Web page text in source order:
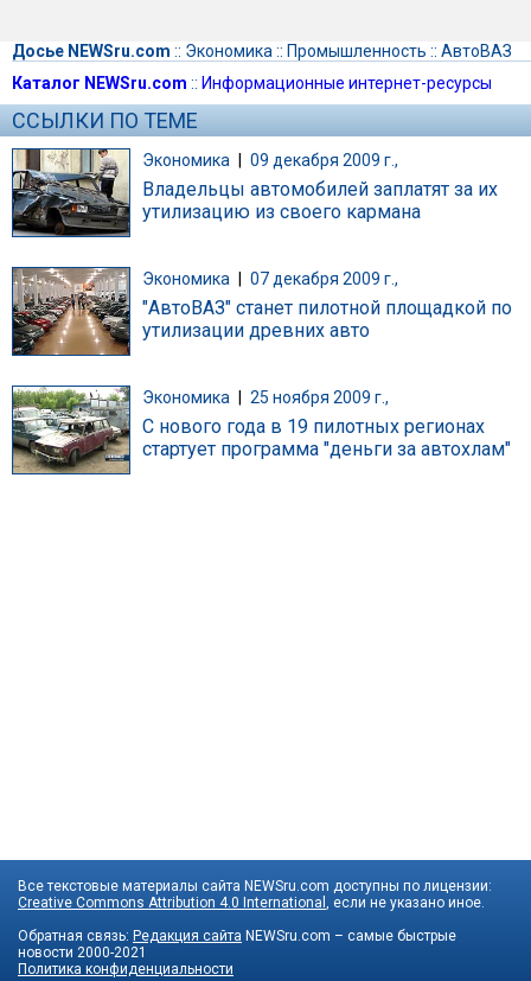
Досье NEWSru.com :: Экономика :: Промышленность :: АвтоВАЗ
Каталог NEWSru.com :: Информационные интернет-ресурсы
ССЫЛКИ ПО ТЕМЕ
Экономика | 09 декабря 2009 г.,
Владельцы автомобилей заплатят за их
утилизацию из своего кармана
Экономика 07 декабря 2009 г.,
"АвтоВАЗ" станет пилотной площадкой по
утилизации древних авто
Экономика 25 ноября 2009 г.,
С нового года в 19 пилотных регионах
стартует программа "деньги за автохлам"
Все текстовые материалы сайта NEWSru.com доступны по лицензии:
Creative Commons Attribution 4.0 International , если не указано иное.
Обратная связь: Редакция сайта NEWSru.com – самые быстрые
новости 2000-2021
Политика конфиденциальности